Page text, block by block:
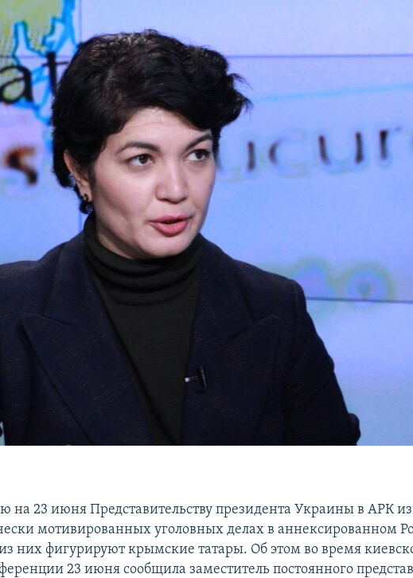
на 23 июня Представительству президента Украины в АРК
мотивированных уголовных делах в аннексированном
них фигурируют крымские татары. Об этом во время
23 июня сообщила заместитель постоянного